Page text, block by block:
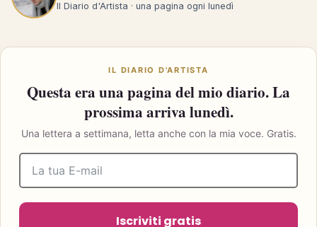
Il Diario d'Artista · una pagina ogni lunedì
IL DIARIO D'ARTISTA
Questa era una pagina del mio diario. La
prossima arriva lunedì.
Una lettera a settimana, letta anche con la mia voce. Gratis.
Iscriviti gratis